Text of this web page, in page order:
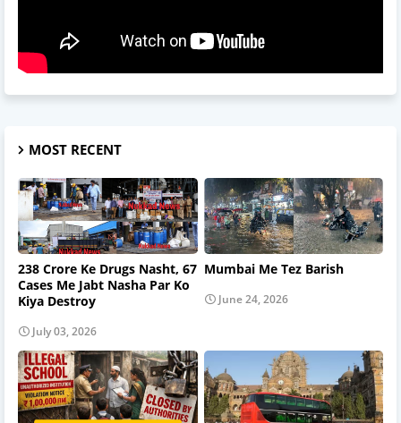
MOST RECENT
238 Crore Ke Drugs Nasht, 67
Cases Me Jabt Nasha Par Ko
Kiya Destroy
July 03, 2026
Mumbai Me Tez Barish
June 24, 2026